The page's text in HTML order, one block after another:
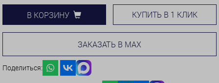
В КОРЗИНУ КУПИТЬ В 1 КЛИК
ЗАКАЗАТЬ В MAX
Поделиться: